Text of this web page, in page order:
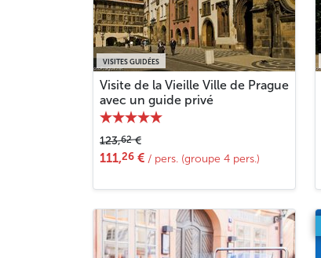
VISITES GUIDÉES
Visite de la Vieille Ville de Prague
avec un guide privé
123,62€
111,26 € / pers. (groupe 4 pers.)